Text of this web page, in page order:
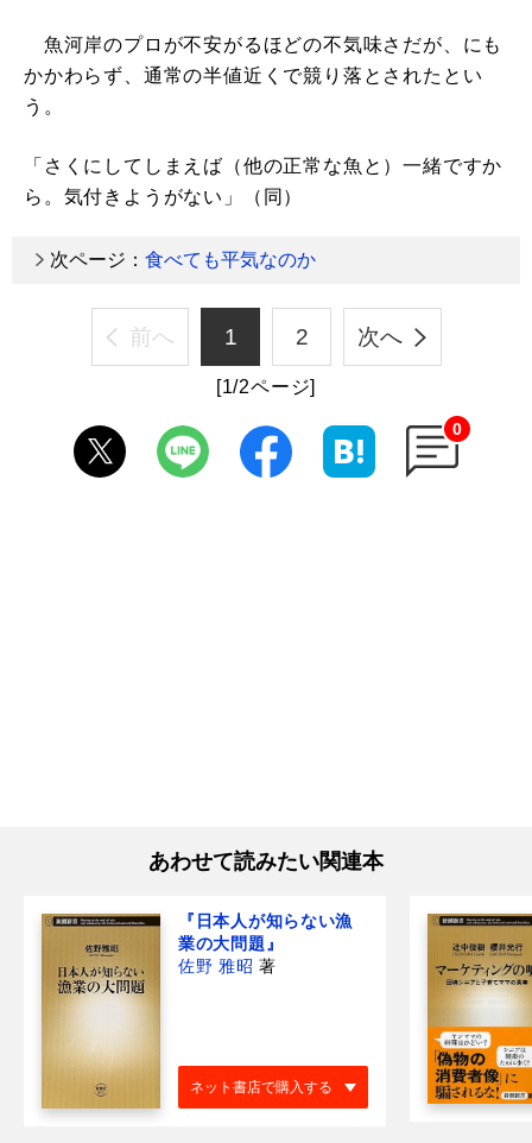
魚河岸のプロが不安がるほどの不気味さだが、にも
かかわらず、通常の半値近くで競り落とされたとい
う。
「さくにしてしまえば（他の正常な魚と）一緒ですか
ら。気付きようがない」（同）
次ページ： 食べても平気なのか
前へ 1 2 次へ
[1/2ページ]
0
あわせて読みたい関連本
『日本人が知らない漁
業の大問題』
佐野 雅昭 著
ネット書店で購入する